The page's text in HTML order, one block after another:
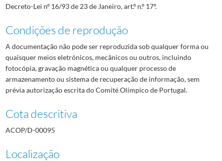
Decreto-Lei nº 16/93 de 23 de Janeiro, art.º n.º 17º.
Condições de reprodução
A documentação não pode ser reproduzida sob qualquer forma ou
quaisquer meios eletrónicos, mecânicos ou outros, incluindo
fotocópia, gravação magnética ou qualquer processo de
armazenamento ou sistema de recuperação de informação, sem
prévia autorização escrita do Comité Olímpico de Portugal.
Cota descritiva
ACOP/D-00095
Localização